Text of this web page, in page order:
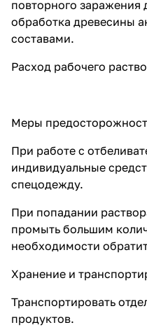
повторного заражения
обработка древесины
составами.
Расход рабочего
Меры
При работе с
индивидуальные
спецодежду.
При попадании
промыть большим
необходимости
Хранение и
Транспортировать
продуктов.